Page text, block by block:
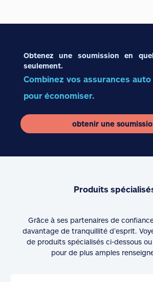
Obtenez une soumission en
seulement.
Combinez vos assurances
pour économiser.
obtenir une
Produits
Grâce à ses partenaires de
davantage de tranquillité d’esprit.
de produits spécialisés ci-dessous
pour de plus amples